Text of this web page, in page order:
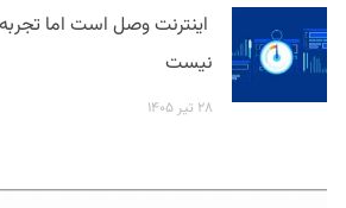
اینترنت وصل است اما
نیست
۲۸ تیر ۱۴۰۵